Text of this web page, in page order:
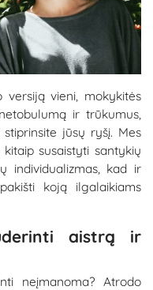
vieni, mokykitės
ir trūkumus,
jūsų ryšį. Mes
susaistyti santykių
individualizmas, kad ir
koją ilgalaikiams
aistrą ir
neįmanoma? Atrodo